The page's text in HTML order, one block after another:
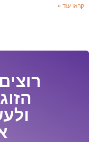
קראו עוד »